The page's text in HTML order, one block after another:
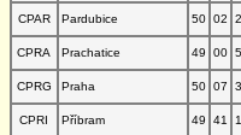
CPAR
Pardubice 50 02
CPRA
Prachatice 49 00
CPRG
Praha 50 07
CPRI
Příbram 49 41